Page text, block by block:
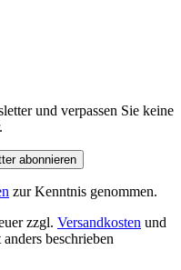
und verpassen Sie keine
abonnieren
zur Kenntnis genommen.
zzgl. Versandkosten und
beschrieben